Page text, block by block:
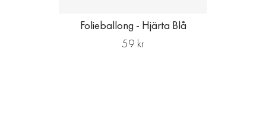
Folieballong - Hjärta Blå
59 kr